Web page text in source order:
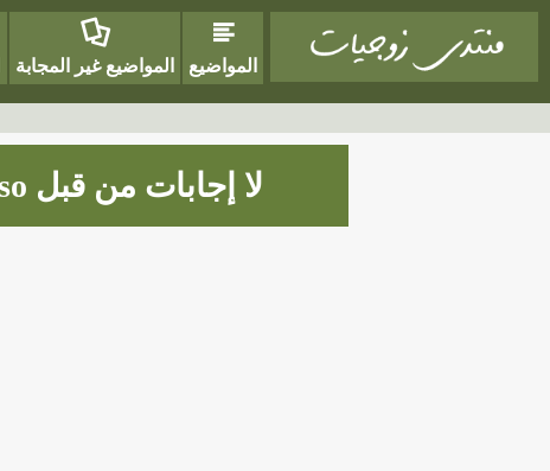
المواضيع المواضيع غير المجابة
لا إجابات من قبل AlysaThompso